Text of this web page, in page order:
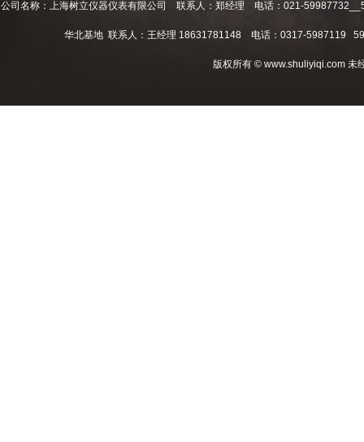
公司名称：上海树立仪器仪表有限公司 联系人：郑经理 电话：021-
华北基地 联系人：王经理 18631781148 电话：0317-5987119
版权所有 © www.shuliyiqi.com 未